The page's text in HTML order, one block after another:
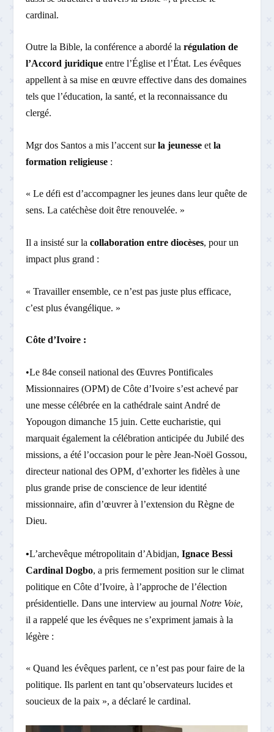
cardinal.
Outre la Bible, la conférence a abordé larégulation de
l’Accord juridique entre l’Église et l’État. Les évêques
appellent à sa mise en œuvre effective dans des domaines
tels que l’éducation, la santé, et la reconnaissance du
clergé.
Mgr dos Santos a mis l’accent surla jeunesse etla
formation religieuse :
« Le défi est d’accompagner les jeunes dans leur quête de
sens. La catéchèse doit être renouvelée. »
Il a insisté sur lacollaboration entre diocèses, pour un
impact plus grand :
« Travailler ensemble, ce n’est pas juste plus efficace,
c’est plus évangélique. »
Côte d’Ivoire :
•Le 84e conseil national des Œuvres Pontificales
Missionnaires (OPM) de Côte d’Ivoire s’est achevé par
une messe célébrée en la cathédrale saint André de
Yopougon dimanche 15 juin. Cette eucharistie, qui
marquait également la célébration anticipée du Jubilé des
missions, a été l’occasion pour le père Jean-Noël Gossou,
directeur national des OPM, d’exhorter les fidèles à une
plus grande prise de conscience de leur identité
missionnaire, afin d’œuvrer à l’extension du Règne de
Dieu.
•L’archevêque métropolitain d’Abidjan,Ignace Bessi
Cardinal Dogbo, a pris fermement position sur le climat
politique en Côte d’Ivoire, à l’approche de l’élection
présidentielle. Dans une interview au journal Notre Voie,
il a rappelé que les évêques ne s’expriment jamais à la
légère :
« Quand les évêques parlent, ce n’est pas pour faire de la
politique. Ils parlent en tant qu’observateurs lucides et
soucieux de la paix », a déclaré le cardinal.